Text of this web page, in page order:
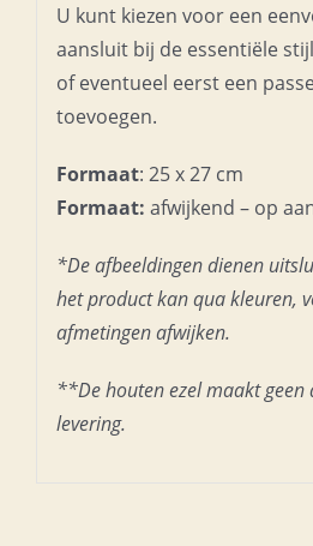
U kunt kiezen voor een
aansluit bij de essentiële
of eventueel eerst een
toevoegen.
Formaat: 25 x 27 cm
Formaat: afwijkend – op
*De afbeeldingen dienen
het product kan qua kleuren,
afmetingen afwijken.
**De houten ezel maakt geen
levering.